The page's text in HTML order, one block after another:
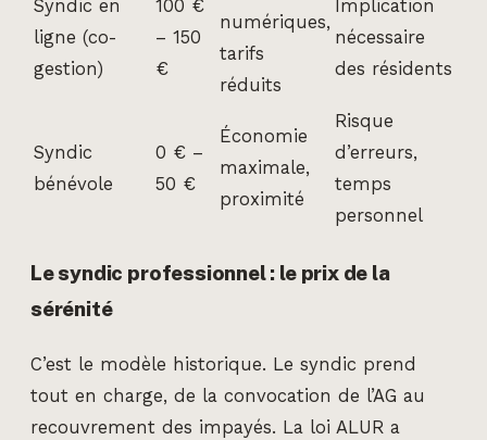
Syndic en
ligne (co-
gestion)
100 €
– 150
€
numériques,
tarifs
réduits
Implication
nécessaire
des résidents
Syndic
bénévole
0 € –
50 €
Économie
maximale,
proximité
Risque
d’erreurs,
temps
personnel
Le syndic professionnel : le prix de la
sérénité
C’est le modèle historique. Le syndic prend
tout en charge, de la convocation de l’AG au
recouvrement des impayés. La loi ALUR a